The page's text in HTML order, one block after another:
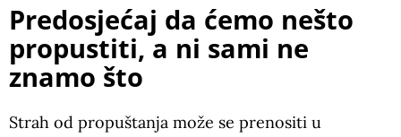
Predosjećaj da ćemo nešto
propustiti, a ni sami ne
znamo što
Strah od propuštanja može se prenositi u